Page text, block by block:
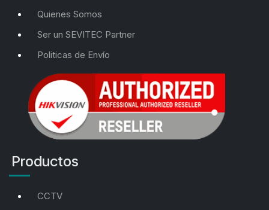
Quienes Somos
Ser un SEVITEC Partner
Politicas de Envío
Productos
CCTV